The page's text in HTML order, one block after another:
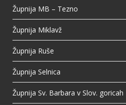
Župnija MB – Tezno
Župnija Miklavž
Župnija Ruše
Župnija Selnica
Župnija Sv. Barbara v Slov. goricah